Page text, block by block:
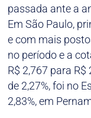
passada ante a
Em São Paulo,
e com mais
no período e a
R$ 2,767 para
de 2,27%, foi no
2,83%, em